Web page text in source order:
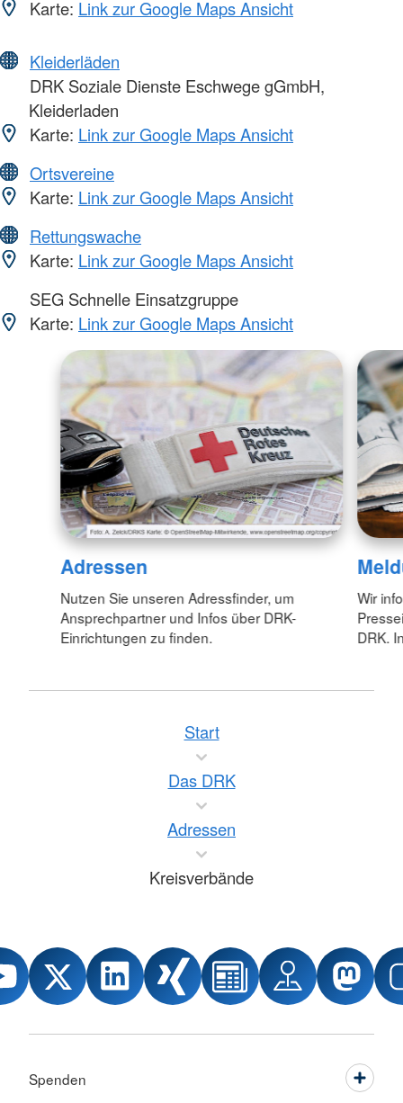
Karte: Link zur Google Maps Ansicht
Kleiderläden
DRK Soziale Dienste Eschwege gGmbH,
Kleiderladen
Karte: Link zur Google Maps Ansicht
Ortsvereine
Karte: Link zur Google Maps Ansicht
Rettungswache
Karte: Link zur Google Maps Ansicht
SEG Schnelle Einsatzgruppe
Karte: Link zur Google Maps Ansicht
Adressen
Nutzen Sie unseren Adressfinder, um
Ansprechpartner und Infos über DRK-
Einrichtungen zu finden.
Wir
DRK.
Start
Das DRK
Adressen
Kreisverbände
Spenden